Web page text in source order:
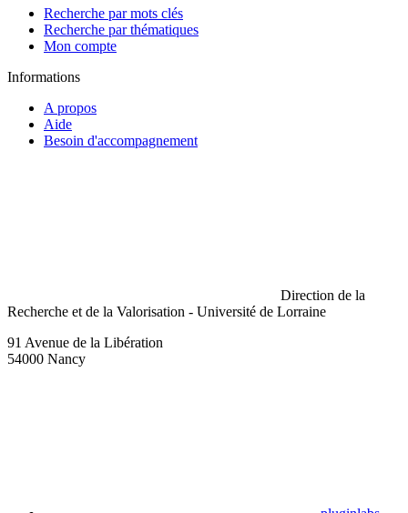
Recherche par mots clés
Recherche par thématiques
Mon compte
Informations
A propos
Aide
Besoin d'accompagnement
Direction de la
Recherche et de la Valorisation - Université de Lorraine
91 Avenue de la Libération
54000 Nancy